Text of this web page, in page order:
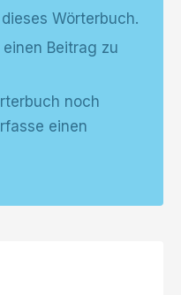
Wörterbuch.
einen Beitrag zu
noch
einen